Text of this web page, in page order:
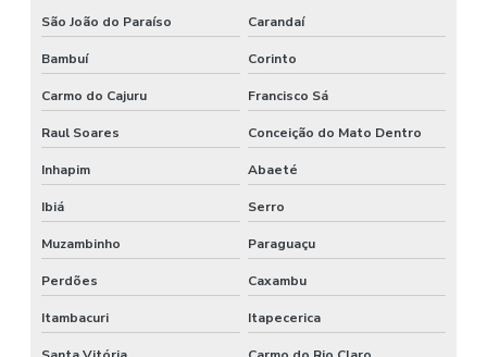
São João do Paraíso Carandaí
Bambuí Corinto
Carmo do Cajuru Francisco Sá
Raul Soares Conceição do Mato Dentro
Inhapim Abaeté
Ibiá Serro
Muzambinho Paraguaçu
Perdões Caxambu
Itambacuri Itapecerica